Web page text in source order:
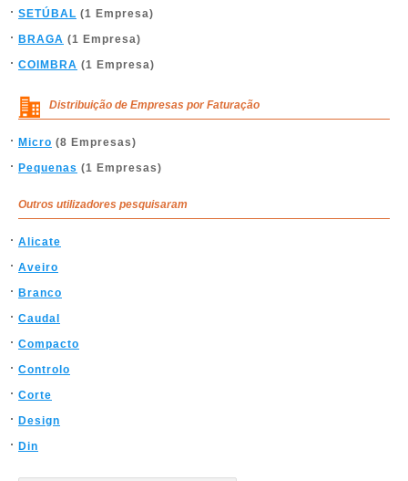
SETÚBAL (1 Empresa)
BRAGA (1 Empresa)
COIMBRA (1 Empresa)
Distribuição de Empresas por Faturação
Micro (8 Empresas)
Pequenas (1 Empresas)
Outros utilizadores pesquisaram
Alicate
Aveiro
Branco
Caudal
Compacto
Controlo
Corte
Design
Din